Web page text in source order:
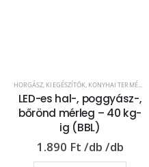
HORGÁSZ, KIEGÉSZÍTŐK, KONYHAI TERMÉKEK
LED-es hal-, poggyász-,
bőrönd mérleg – 40 kg-
ig (BBL)
1.890 Ft